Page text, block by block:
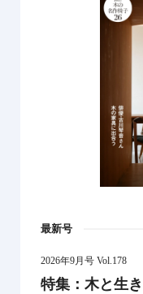
最新号
2026年9月号 Vol.178
特集：木と生